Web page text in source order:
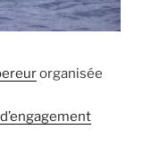
organisée